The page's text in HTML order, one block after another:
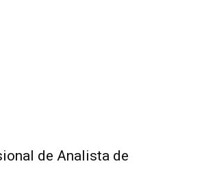
de Analista de